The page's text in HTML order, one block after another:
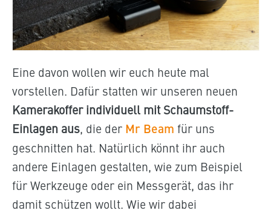
Eine davon wollen wir euch heute mal
vorstellen. Dafür statten wir unseren neuen
Kamerakoffer individuell mit Schaumstoff-
Einlagen aus, die der Mr Beam für uns
geschnitten hat. Natürlich könnt ihr auch
andere Einlagen gestalten, wie zum Beispiel
für Werkzeuge oder ein Messgerät, das ihr
damit schützen wollt. Wie wir dabei